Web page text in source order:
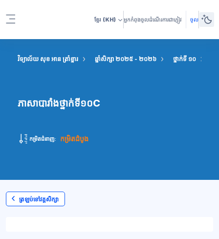
ខ្មែរ (KH) អ្នកកំពុងចូលដំណើរការជាភ្ញៀវ ចូល
វិទ្យាល័យ សុខ អាន ត្រាំខ្នារ ឆ្នាំសិក្សា ២០២៥ - ២០២៦ ថ្នាក់ទី ១០
ភាសាបារាំងថ្នាក់ទី១០C
កម្រិតជំនាញ: កម្រិតដំបូង
ត្រឡប់ទៅវគ្គសិក្សា